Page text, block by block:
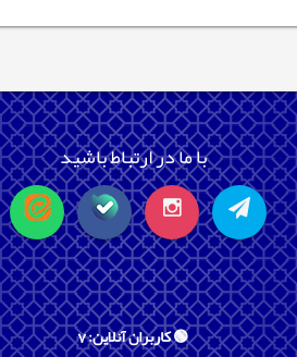
با ما در ارتباط باشید
🟢 کاربران آنلاین: 7